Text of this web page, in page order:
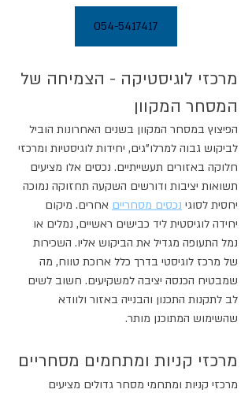
054-5417417
מרכזי לוגיסטיקה - הצמיחה של
המסחר המקוון
הפיצוץ במסחר המקוון בשנים האחרונות הוביל
לביקוש גבוה למרלו"גים, יחידות לוגיסטיות ומרכזי
חלוקה באזורים תעשייתיים. נכסים אלו מציעים
תשואות יציבות ודורשים השקעה תחזוקה נמוכה
יחסית לסוגי נכסים מסחריים אחרים. מיקום
יחידה לוגיסטית ליד כבישים ראשיים, נמלים או
נמל התעופה מגדיל את הביקוש אליו. השכירות
של מרכז לוגיסטי בדרך כלל ארוכת טווח, מה
שמבטיח הכנסה יציבה למשקיעים. חשוב לשים
לב לתקנות התכנון והבנייה באזור ולוודא
שהשימוש המתוכנן מותר.
מרכזי קניות ומתחמים מסחריים
מרכזי קניות ומתחמי מסחר גדולים מציעים